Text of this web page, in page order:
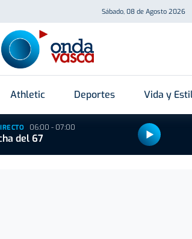
Sábado, 08 de Agosto 2026
Athletic Deportes Vida y
06:00 - 07:00
del 67